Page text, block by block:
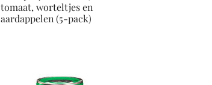
tomaat, worteltjes en
aardappelen (5-pack)